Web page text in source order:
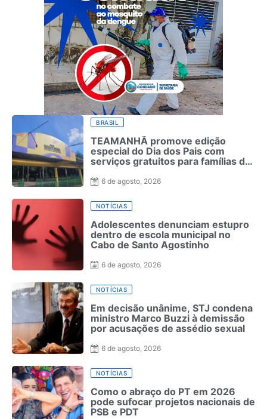
BRASIL
TEAMANHÃ promove edição
especial do Dia dos Pais com
serviços gratuitos para famílias de
Recife
6 de agosto, 2026
NOTÍCIAS
Adolescentes denunciam estupro
dentro de escola municipal no
Cabo de Santo Agostinho
6 de agosto, 2026
NOTÍCIAS
Em decisão unânime, STJ condena
ministro Marco Buzzi à demissão
por acusações de assédio sexual
6 de agosto, 2026
NOTÍCIAS
Como o abraço do PT em 2026
pode sufocar projetos nacionais de
PSB e PDT